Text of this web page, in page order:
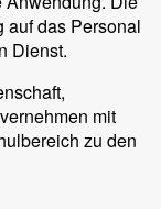
auf das Personal
Dienst.
mit
zu den